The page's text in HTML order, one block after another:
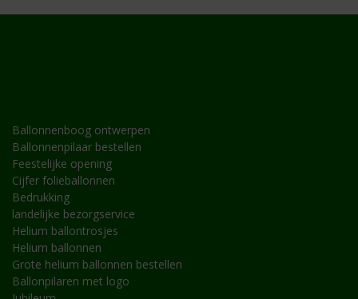
Ballonnenboog ontwerpen
Ballonnenpilaar bestellen
Feestelijke opening
Cijfer folieballonnen
Bedrukking
landelijke bezorgservice
Helium ballontrosjes
Helium ballonnen
Grote helium ballonnen bestellen
Ballonpilaren met logo